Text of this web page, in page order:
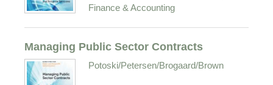
Finance & Accounting
Managing Public Sector Contracts
Potoski/Petersen/Brogaard/Brown